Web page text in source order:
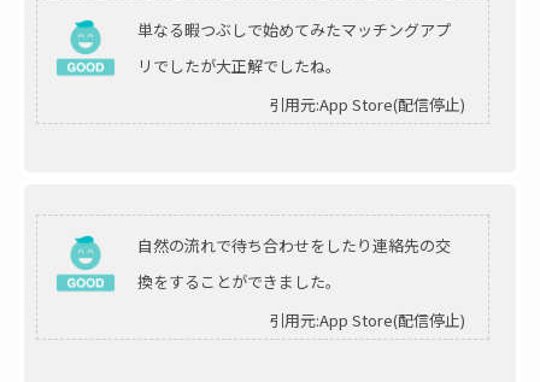
単なる暇つぶしで始めてみたマッチングアプ
リでしたが大正解でしたね。
引用元:App Store(配信停止)
自然の流れで待ち合わせをしたり連絡先の交
換をすることができました。
引用元:App Store(配信停止)